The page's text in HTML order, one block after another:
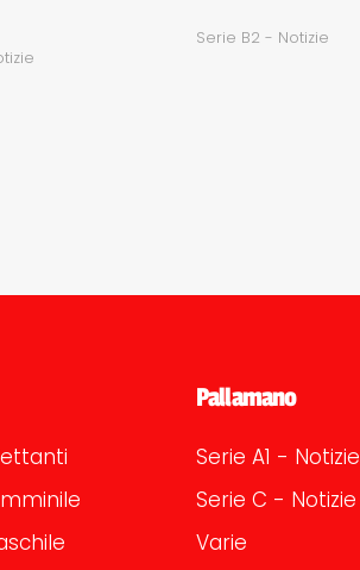
Serie B2 - Notizie
Pallamano
Serie A1 - Notizie
Serie C - Notizie
Varie